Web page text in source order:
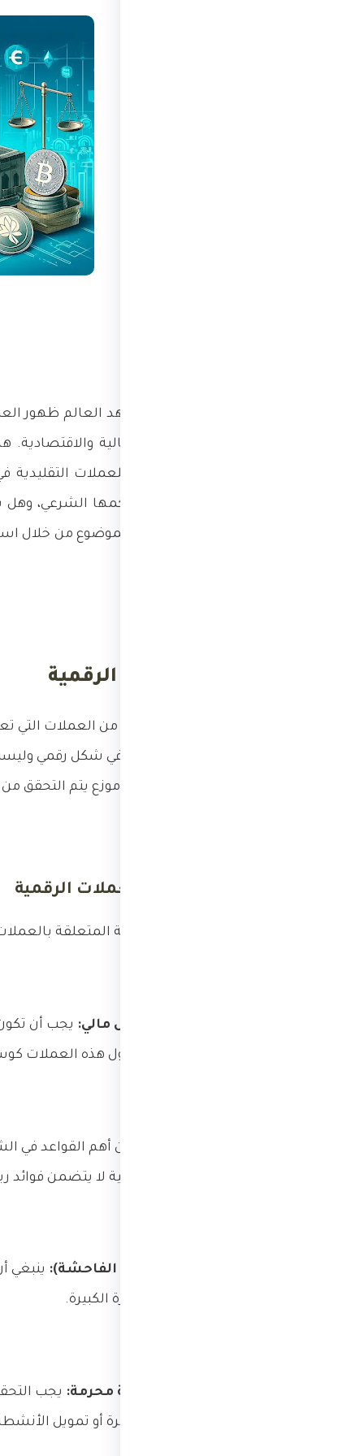
في السنوات الأخيرة، شهد العالم ظهور
شائعًا في الأوساط المالية والاقتصادية.
البلوكشين وتعد بديلاً للعملات
تساؤلات عديدة حول حكمها الشرعي،
هذه المقالة تناول هذا الموضوع من خلال
تعريف العملات الرقمية
العملات الرقمية هي نوع من العملات التي
منها، وهي موجودة فقط في شكل رقمي
هي عبارة عن سجل عام وموزع يتم التحقق
الأبعاد الشرعية للعملات الرقمية
تتطلب المسائل الشرعية المتعلقة
القبول الشرعي كمقابل مالي: يجب أن
يشمل النظر في مدى قبول هذه العملات
من أهم القواعد في
التعامل بالعملات الرقمية لا يتضمن فوائد
تجنب الغرر (المخاطرة الفاحشة): ينبغي
في عدم اليقين والمخاطرة الكبيرة.
عدم التورط في أنشطة محرمة: يجب
محرمة شرعاً مثل المقامرة أو تمويل الأنشطة